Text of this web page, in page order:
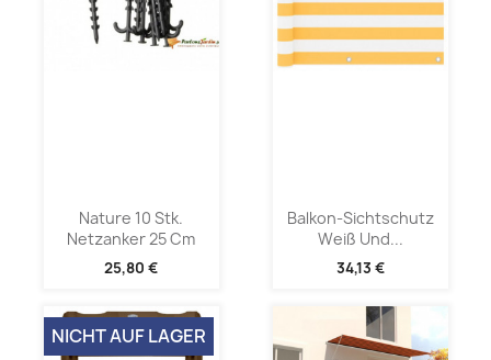
Nature 10 Stk.
Netzanker 25 Cm
25,80 €
Balkon-Sichtschutz
Weiß Und...
34,13 €
NICHT AUF LAGER